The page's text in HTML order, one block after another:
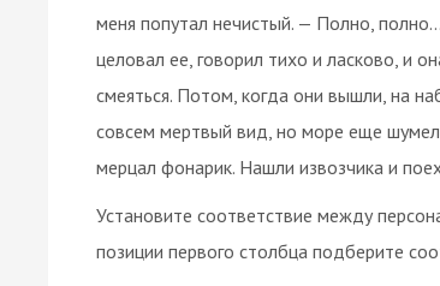
меня попутал нечистый. — Полно,
целовал ее, говорил тихо и ласково, и
смеяться. Потом, когда они вышли, на
совсем мертвый вид, но море еще
мерцал фонарик. Нашли извозчика и
Установите соответствие между
позиции первого столбца подберите